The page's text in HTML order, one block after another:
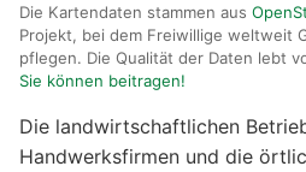
Die Kartendaten stammen aus
Projekt, bei dem Freiwillige weltweit
pflegen. Die Qualität der Daten lebt
Sie können beitragen!
Die landwirtschaftlichen
Handwerksfirmen und die